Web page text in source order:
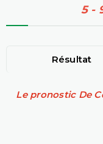
5 -
Résultat
Le pronostic De